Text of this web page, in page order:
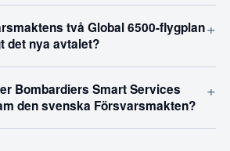
två Global 6500-flygplan
det nya avtalet?
+
Bombardiers Smart Services
den svenska Försvarsmakten?
+